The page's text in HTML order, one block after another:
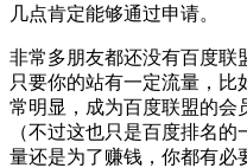
几点肯定能够通过申请。
非常多朋友都还没有百度联
只要你的站有一定流量，比
常明显，成为百度联盟的会
（不过这也只是百度排名
量还是为了赚钱，你都有必